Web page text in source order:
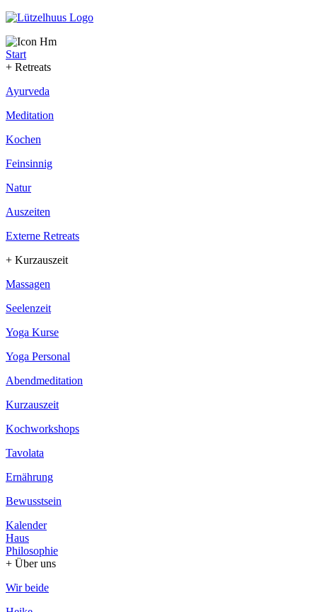
Start
+ Retreats
Ayurveda
Meditation
Kochen
Feinsinnig
Natur
Auszeiten
Externe Retreats
+ Kurzauszeit
Massagen
Seelenzeit
Yoga Kurse
Yoga Personal
Abendmeditation
Kurzauszeit
Kochworkshops
Tavolata
Ernährung
Bewusstsein
Kalender
Haus
Philosophie
+ Über uns
Wir beide